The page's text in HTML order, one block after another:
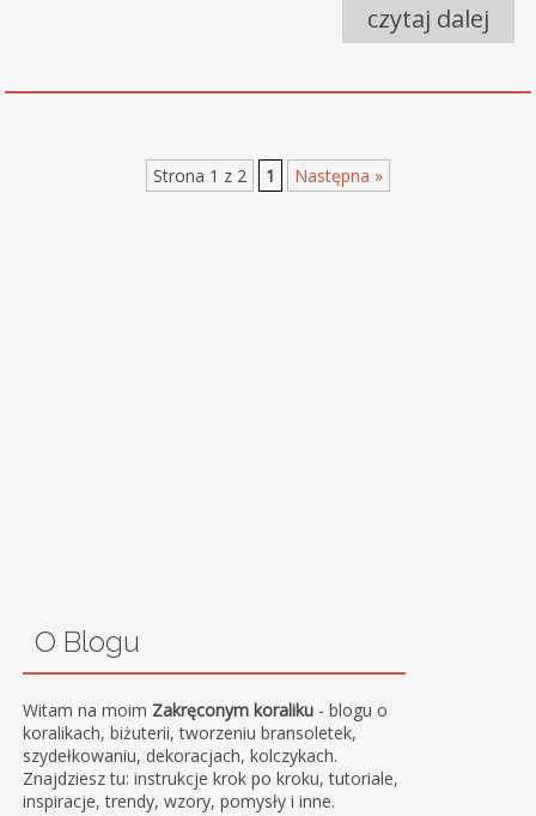
czytaj dalej
Strona 1 z 2 1 Następna »
O Blogu
Witam na moim Zakręconym koraliku - blogu o
koralikach, biżuterii, tworzeniu bransoletek,
szydełkowaniu, dekoracjach, kolczykach.
Znajdziesz tu: instrukcje krok po kroku, tutoriale,
inspiracje, trendy, wzory, pomysły i inne.